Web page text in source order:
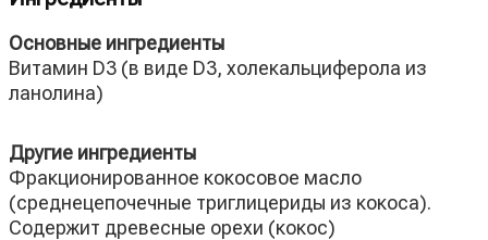
Основные ингредиенты
Витамин D3 (в виде D3, холекальциферола из
ланолина)
Другие ингредиенты
Фракционированное кокосовое масло
(среднецепочечные триглицериды из кокоса).
Содержит древесные орехи (кокос)